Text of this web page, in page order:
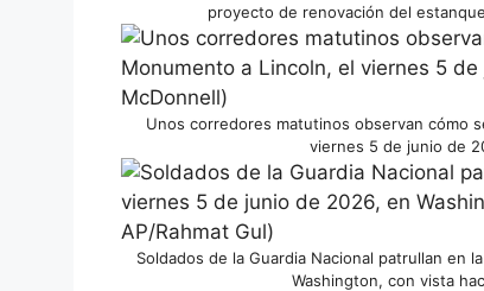
proyecto de renovación del
Unos corredores matutinos observan cómo
viernes 5 de junio de
Soldados de la Guardia Nacional patrullan en
Washington, con vista